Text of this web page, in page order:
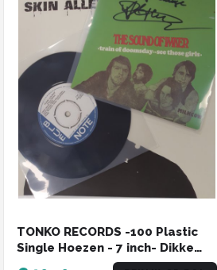
TONKO RECORDS -100 Plastic
Single Hoezen - 7 inch- Dikke
Kwaliteit - 150 micron - premium